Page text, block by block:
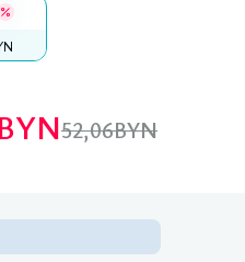
BYN52,06BYN